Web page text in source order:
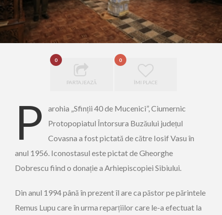
0
PARTAJEAZĂ
0
ÎMI PLACE
P
arohia „Sfinții 40 de Mucenici”, Ciumernic
Protopopiatul Întorsura Buzăului județul
Covasna a fost pictată de către Iosif Vasu în
anul 1956. Iconostasul este pictat de Gheorghe
Dobrescu fiind o donație a Arhiepiscopiei Sibiului.
Din anul 1994 până în prezent îl are ca păstor pe părintele
Remus Lupu care în urma reparțiilor care le-a efectuat la